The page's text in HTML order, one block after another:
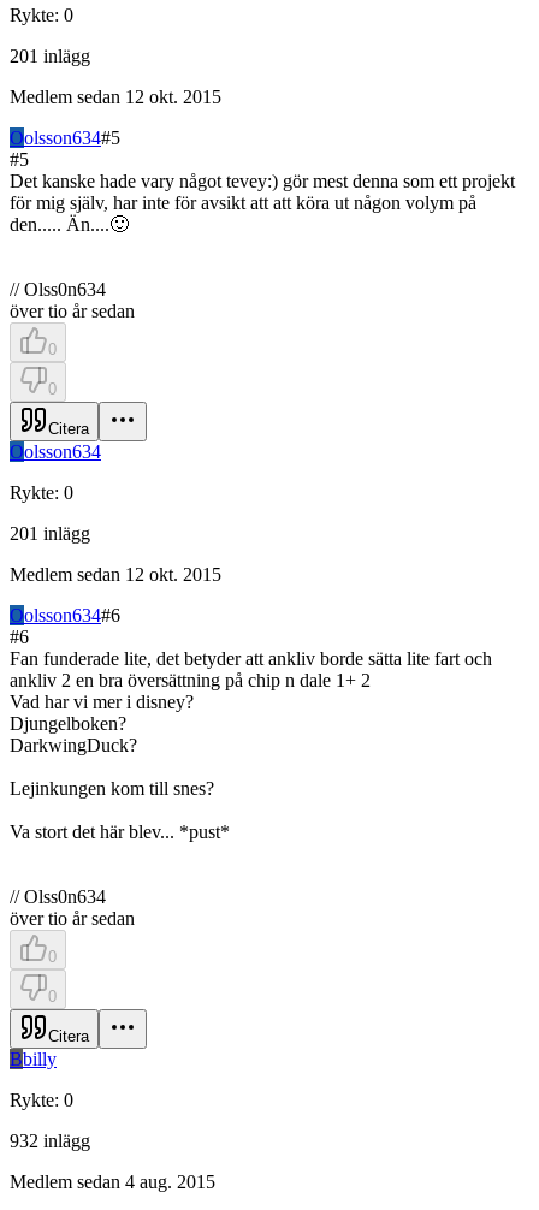
Rykte: 0
201 inlägg
Medlem sedan 12 okt. 2015
Oolsson634#5
#5
Det kanske hade vary något tevey:) gör mest denna som ett projekt
för mig själv, har inte för avsikt att att köra ut någon volym på
den..... Än....🙂
// Olss0n634
över tio år sedan
0
0
Citera
Oolsson634
Rykte: 0
201 inlägg
Medlem sedan 12 okt. 2015
Oolsson634#6
#6
Fan funderade lite, det betyder att ankliv borde sätta lite fart och
ankliv 2 en bra översättning på chip n dale 1+ 2
Vad har vi mer i disney?
Djungelboken?
DarkwingDuck?
Lejinkungen kom till snes?
Va stort det här blev... *pust*
// Olss0n634
över tio år sedan
0
0
Citera
Bbilly
Rykte: 0
932 inlägg
Medlem sedan 4 aug. 2015